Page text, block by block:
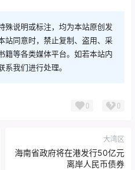
殊说明或标注，均为本站原创发
站同意时，禁止复制、盗用、采
籍等各类媒体平台。如若本站内
我们进行处理。
0 0
大湾区
海南省政府将在港发行50亿元
离岸人民币债券